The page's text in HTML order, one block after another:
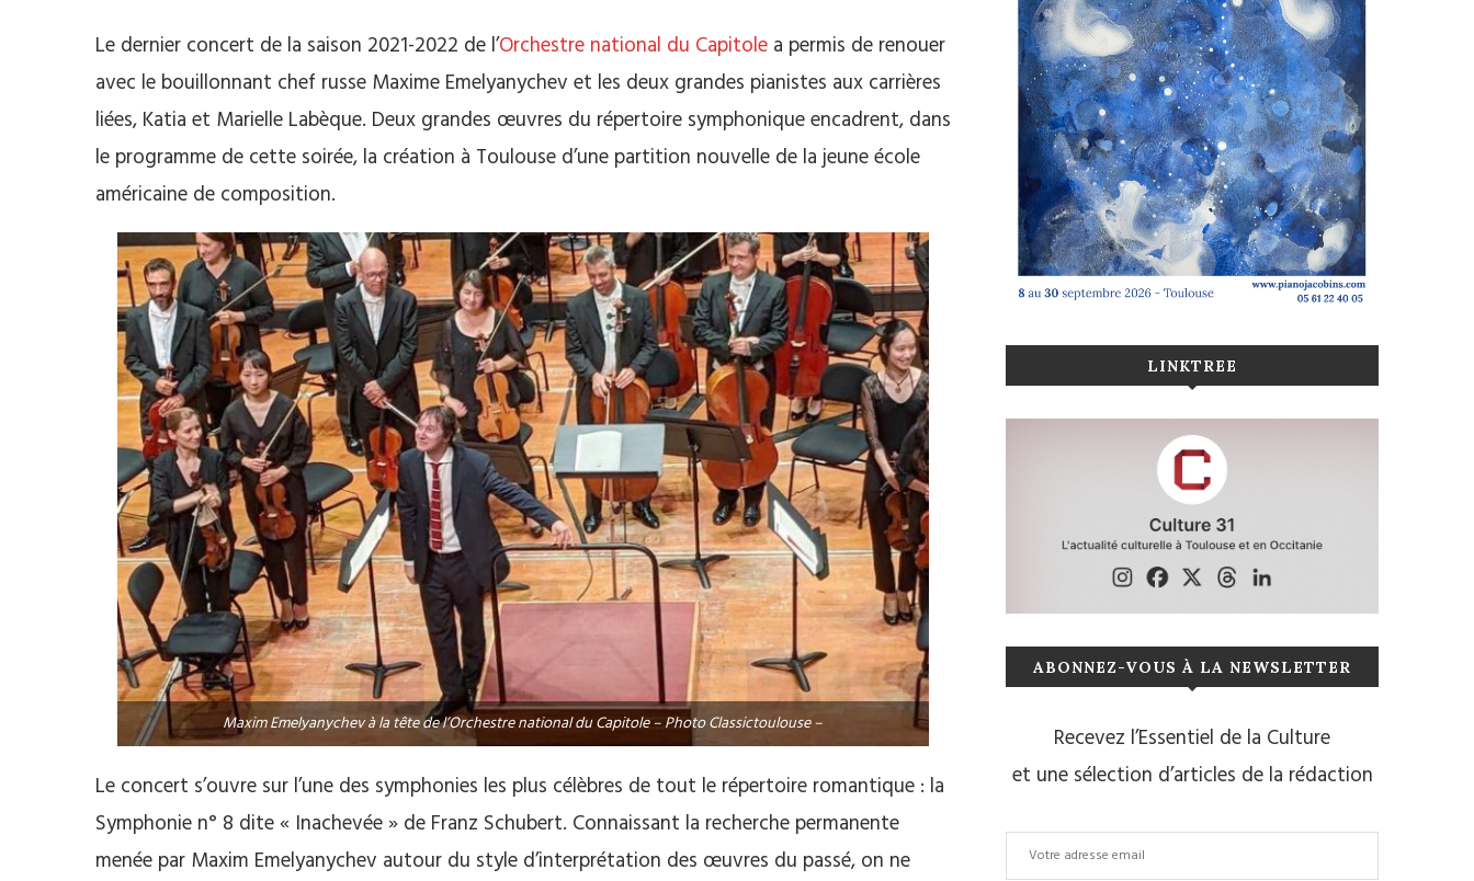
Le dernier concert de la saison 2021-2022 de l’Orchestre national du Capitole a permis de renouer
avec le bouillonnant chef russe Maxime Emelyanychev et les deux grandes pianistes aux carrières
liées, Katia et Marielle Labèque. Deux grandes œuvres du répertoire symphonique encadrent, dans
le programme de cette soirée, la création à Toulouse d’une partition nouvelle de la jeune école
américaine de composition.
Maxim Emelyanychev à la tête de l’Orchestre national du Capitole – Photo Classictoulouse –
Le concert s’ouvre sur l’une des symphonies les plus célèbres de tout le répertoire romantique : la
Symphonie n° 8 dite « Inachevée » de Franz Schubert. Connaissant la recherche permanente
menée par Maxim Emelyanychev autour du style d’interprétation des œuvres du passé, on ne
LINKTREE
ABONNEZ-VOUS À LA NEWSLETTER
Recevez l’Essentiel de la Culture
et une sélection d’articles de la rédaction